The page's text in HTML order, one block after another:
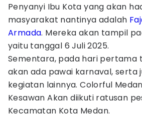
Penyanyi Ibu Kota yang akan
masyarakat nantinya adalah
Armada. Mereka akan tampil
yaitu tanggal 6 Juli 2025.
Sementara, pada hari pertama
akan ada pawai karnaval, serta
kegiatan lainnya. Colorful
Kesawan Akan diikuti ratusan
Kecamatan Kota Medan.